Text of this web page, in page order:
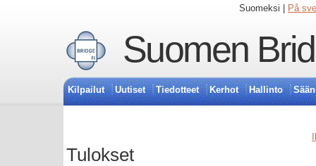
Suomeksi | På
Suomen
Kilpailut Uutiset Tiedotteet Kerhot Hallinto
Tulokset